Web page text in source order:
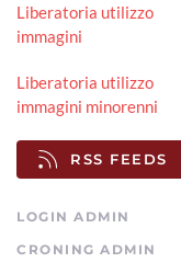
Liberatoria utilizzo
immagini
Liberatoria utilizzo
immagini minorenni
RSS FEEDS
LOGIN ADMIN
CRONING ADMIN